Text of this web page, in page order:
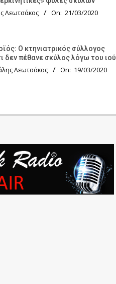
Λεωτσάκος On: 21/03/2020
Ο κτηνιατρικός σύλλογος
δεν πέθανε σκύλος λόγω του ιού
Λεωτσάκος On: 19/03/2020